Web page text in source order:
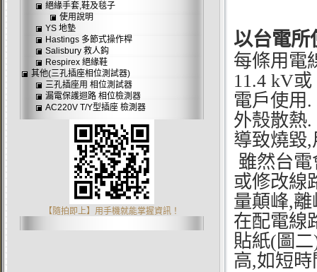
以台電所
每條用電
11.4 kV
電戶使用
外殼散熱
導致燒毀
雖然台
或修改線
量顛峰,
在配電線
貼紙(圖
高,如短
絕緣手套,鞋及毯子
使用說明
YS 地墊
Hastings 多節式操作桿
Salisbury 救人鈎
Respirex 絕緣鞋
其他(三孔插座相位測試器)
三孔插座用 相位測試器
漏電保護迴路 相位檢測器
AC220V T/Y型插座 檢測器
【隨拍即上】用手機就能掌握資訊！